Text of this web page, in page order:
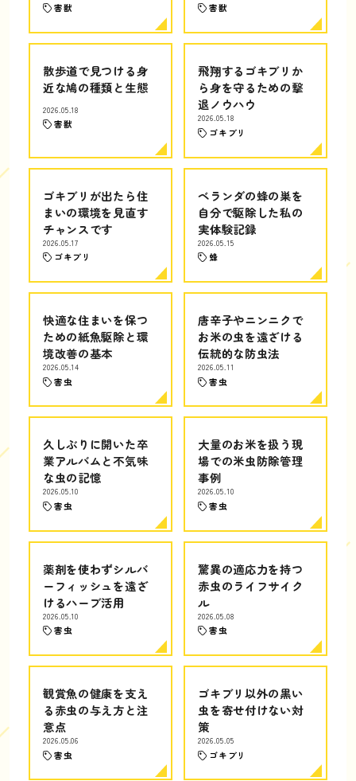
害獣 害獣
散歩道で見つける身
近な鳩の種類と生態
2026.05.18
害獣
飛翔するゴキブリか
ら身を守るための撃
退ノウハウ
2026.05.18
ゴキブリ
ゴキブリが出たら住
まいの環境を見直す
チャンスです
2026.05.17
ゴキブリ
ベランダの蜂の巣を
自分で駆除した私の
実体験記録
2026.05.15
蜂
快適な住まいを保つ
ための紙魚駆除と環
境改善の基本
2026.05.14
害虫
唐辛子やニンニクで
お米の虫を遠ざける
伝統的な防虫法
2026.05.11
害虫
久しぶりに開いた卒
業アルバムと不気味
な虫の記憶
2026.05.10
害虫
大量のお米を扱う現
場での米虫防除管理
事例
2026.05.10
害虫
薬剤を使わずシルバ
ーフィッシュを遠ざ
けるハーブ活用
2026.05.10
害虫
驚異の適応力を持つ
赤虫のライフサイク
ル
2026.05.08
害虫
観賞魚の健康を支え
る赤虫の与え方と注
意点
2026.05.06
害虫
ゴキブリ以外の黒い
虫を寄せ付けない対
策
2026.05.05
ゴキブリ